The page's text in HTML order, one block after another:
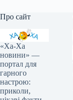
Про сайт
«Ха-Ха
новини» —
портал для
гарного
настрою:
приколи,